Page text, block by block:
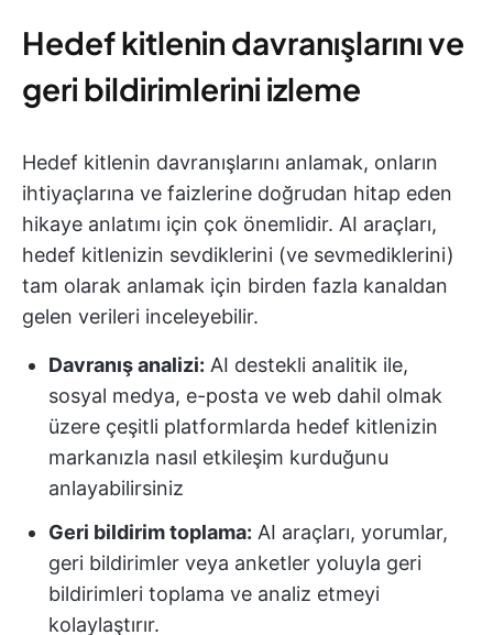
Hedef kitlenin davranışlarını ve
geri bildirimlerini izleme
Hedef kitlenin davranışlarını anlamak, onların
ihtiyaçlarına ve faizlerine doğrudan hitap eden
hikaye anlatımı için çok önemlidir. AI araçları,
hedef kitlenizin sevdiklerini (ve sevmediklerini)
tam olarak anlamak için birden fazla kanaldan
gelen verileri inceleyebilir.
Davranış analizi: AI destekli analitik ile,
sosyal medya, e-posta ve web dahil olmak
üzere çeşitli platformlarda hedef kitlenizin
markanızla nasıl etkileşim kurduğunu
anlayabilirsiniz
Geri bildirim toplama: AI araçları, yorumlar,
geri bildirimler veya anketler yoluyla geri
bildirimleri toplama ve analiz etmeyi
kolaylaştırır.